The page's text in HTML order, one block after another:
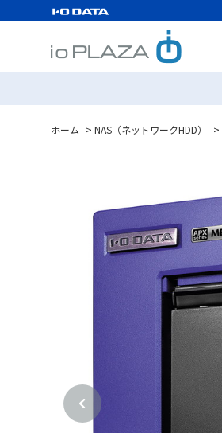
ホーム > NAS（ネットワークHDD） >